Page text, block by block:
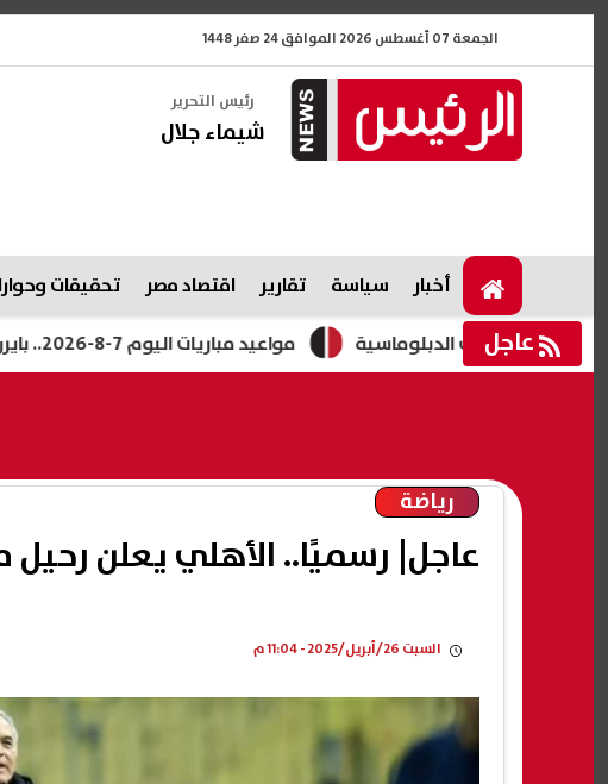
الجمعة 07 أغسطس 2026 الموافق 24 صفر 1448
رئيس التحرير
شيماء جلال
أخبار سياسة تقارير اقتصاد مصر تحقيقات
عاجل مواعيد مباريات اليوم 7-8-2026.. بايرن ميونخ وأستون فيلا ومواجهات كأس الرابطة الإنجليزية الدبلوماسية
رياضة
عاجل| رسميًا.. الأهلي يعلن رحيل
السبت 26/أبريل/2025 - 11:04 م